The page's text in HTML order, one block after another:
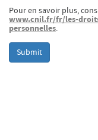
- 6 ans
16h30-17h30
Visite ludique
20 mois - 3 ans
Pour en savoir plus,
www.cnil.fr/fr/les-
personnelles.
Submit